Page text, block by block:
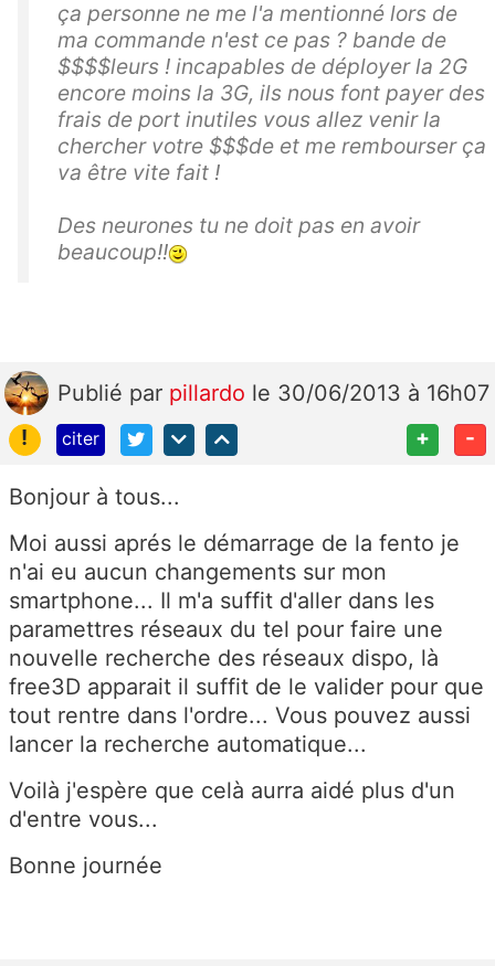
ça personne ne me l'a mentionné lors de
ma commande n'est ce pas ? bande de
$$$$leurs ! incapables de déployer la 2G
encore moins la 3G, ils nous font payer des
frais de port inutiles vous allez venir la
chercher votre $$$de et me rembourser ça
va être vite fait !
Des neurones tu ne doit pas en avoir
beaucoup!!
Publié par pillardo le 30/06/2013 à 16h07
!
citer + -
Bonjour à tous...
Moi aussi aprés le démarrage de la fento je
n'ai eu aucun changements sur mon
smartphone... Il m'a suffit d'aller dans les
paramettres réseaux du tel pour faire une
nouvelle recherche des réseaux dispo, là
free3D apparait il suffit de le valider pour que
tout rentre dans l'ordre... Vous pouvez aussi
lancer la recherche automatique...
Voilà j'espère que celà aurra aidé plus d'un
d'entre vous...
Bonne journée